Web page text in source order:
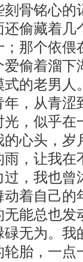
刻骨铭心
偷藏着
那个依偎
偷着溜
式的老男人
，从青
光，似乎
心头，
，让我在
，我也曾
着自己
能总也
无为。
胎，一点